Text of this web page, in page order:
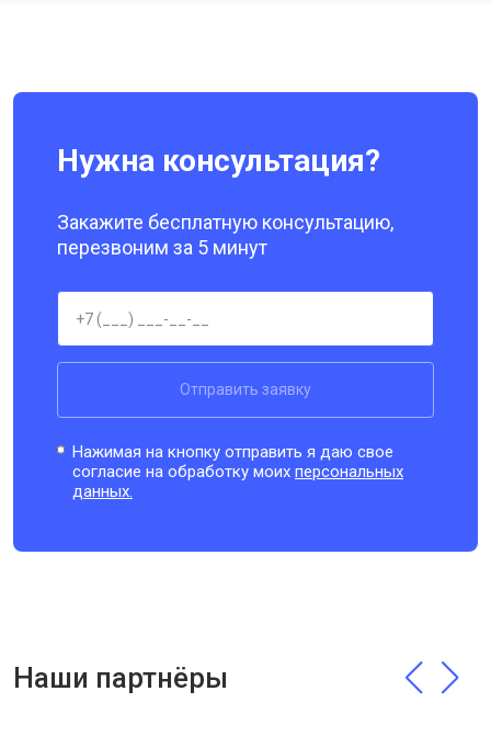
Нужна консультация?
Закажите бесплатную консультацию,
перезвоним за 5 минут
Отправить заявку
Нажимая на кнопку отправить я даю свое
согласие на обработку моихперсональных
данных.
Наши партнёры